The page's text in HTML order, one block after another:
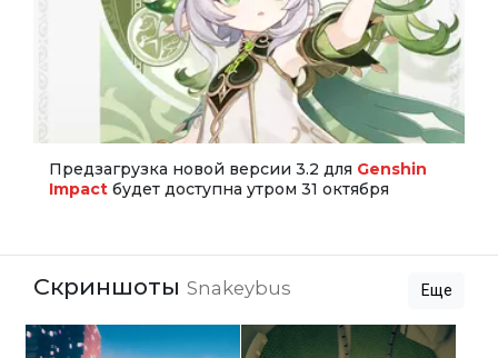
Предзагрузка новой версии 3.2 для Genshin
Impact будет доступна утром 31 октября
Скриншоты Snakeybus Еще